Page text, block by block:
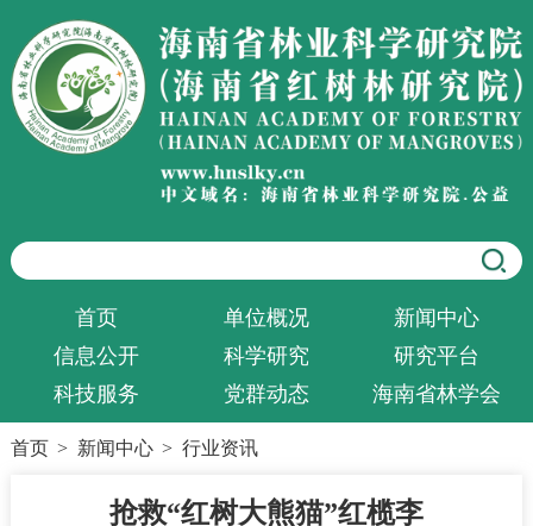
首页 单位概况
新闻中心
信息公开
科学研究
研究平台
科技服务
党群动态 海南省林学会
首页 > 新闻中心 > 行业资讯
抢救“红树大熊猫”红榄李